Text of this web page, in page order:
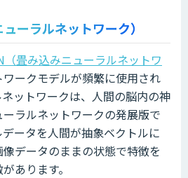
ーラルネットワーク）
（畳み込みニューラルネットワ
ワークモデルが頻繁に使用され
ットワークは、人間の脳内の神
ラルネットワークの発展版で
ータを人間が抽象ベクトルに
データのままの状態で特徴を
あります。